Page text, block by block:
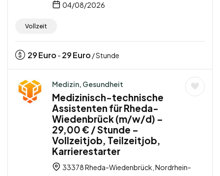
04/08/2026
Vollzeit
29Euro - 29Euro / Stunde
Medizin, Gesundheit
Medizinisch-technische
Assistenten für Rheda-
Wiedenbrück (m/w/d) –
29,00 € / Stunde –
Vollzeitjob, Teilzeitjob,
Karrierestarter
33378 Rheda-Wiedenbrück, Nordrhein-